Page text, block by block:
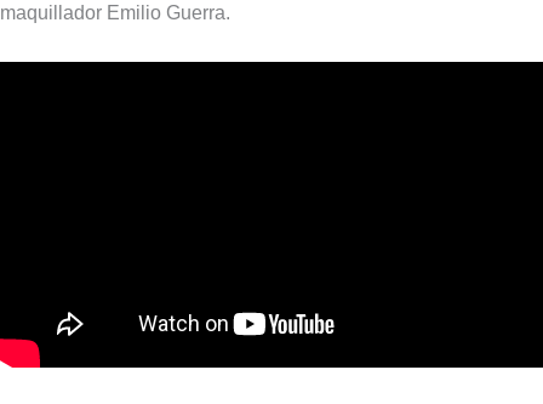
maquillador Emilio Guerra.